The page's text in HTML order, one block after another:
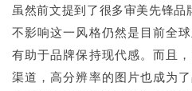
虽然前文提到了很多审美先锋品
不影响这一风格仍然是目前全
有助于品牌保持现代感。而且
渠道，高分辨率的图片也成为